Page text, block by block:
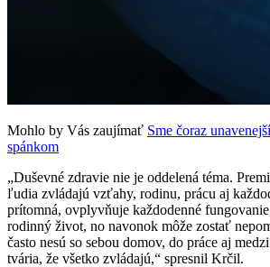
Mohlo by Vás zaujímať Sme čoraz
spánkom
„Duševné zdravie nie je oddelená téma.
ľudia zvládajú vzťahy, rodinu, prácu aj
prítomná, ovplyvňuje každodenné
rodinný život, no navonok môže zostať
často nesú so sebou domov, do práce aj
tvária, že všetko zvládajú,“ spresnil Krčil.